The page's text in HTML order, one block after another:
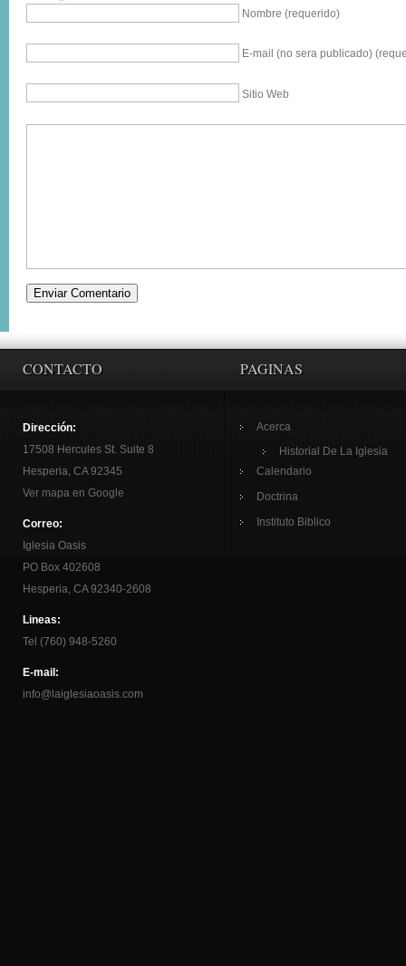
Nombre (requerido)
E-mail (no sera publicado)
Sitio Web
CONTACTO
Dirección:
17508 Hercules St. Suite 8
Hesperia, CA 92345
Ver mapa en Google
Correo:
Iglesia Oasis
PO Box 402608
Hesperia, CA 92340-2608
Lineas:
Tel (760) 948-5260
E-mail:
info@laiglesiaoasis.com
PAGINAS
Acerca
Historial De La Iglesia
Calendario
Doctrina
Instituto Biblico